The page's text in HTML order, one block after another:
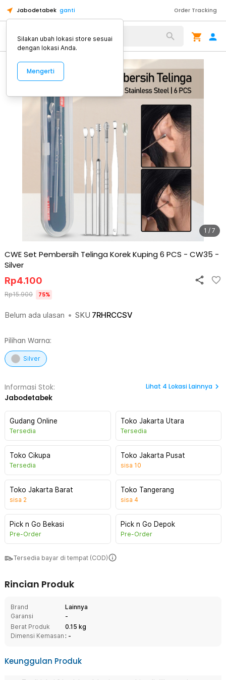
Jabodetabek ganti Order Tracking
Alat Kopi
1 / 7
CWE Set Pembersih Telinga Korek Kuping 6 PCS - CW35 -
Silver
Belum ada ulasan • SKU 7RHRCCSV
Rp4.100
Rp15.900 75%
Pilihan Warna:
Silver
Informasi Stok:
Jabodetabek
Lihat 4 Lokasi Lainnya
Gudang Online
Tersedia
Toko Jakarta Utara
Tersedia
Toko Cikupa
Tersedia
Toko Jakarta Pusat
sisa 10
Toko Jakarta Barat
sisa 2
Toko Tangerang
sisa 4
Pick n Go Bekasi
Pre-Order
Pick n Go Depok
Pre-Order
Tersedia bayar di tempat (COD)
Rincian Produk
Brand
Lainnya
Garansi
-
Berat Produk
0.15 kg
Dimensi Kemasan : -
Keunggulan Produk
Silakan ubah lokasi store sesuai
dengan lokasi Anda.
Mengerti